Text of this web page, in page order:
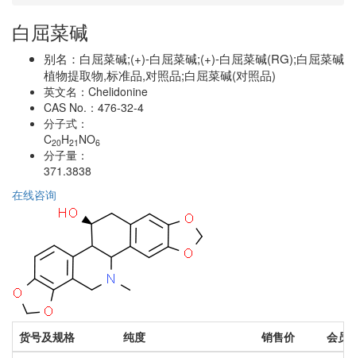
白屈菜碱
别名： 白屈菜碱;(+)-白屈菜碱;(+)-白屈菜碱(RG);白屈菜碱
植物提取物,标准品,对照品;白屈菜碱(对照品)
英文名： Chelidonine
CAS No.： 476-32-4
分子式：
C20H21 NO6
分子量：
371.3838
在线咨询
货号及规格 纯度 销售价
会员